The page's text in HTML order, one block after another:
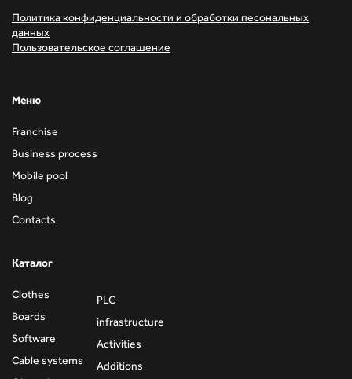
Политика конфиденциальности и обработки песональных
данных
Пользовательское соглашение
Mеню
Franchise
Business process
Mobile pool
Blog
Contacts
Каталог
Clothes
Boards
Software
Cable systems
PLC
infrastructure
Activities
Additions